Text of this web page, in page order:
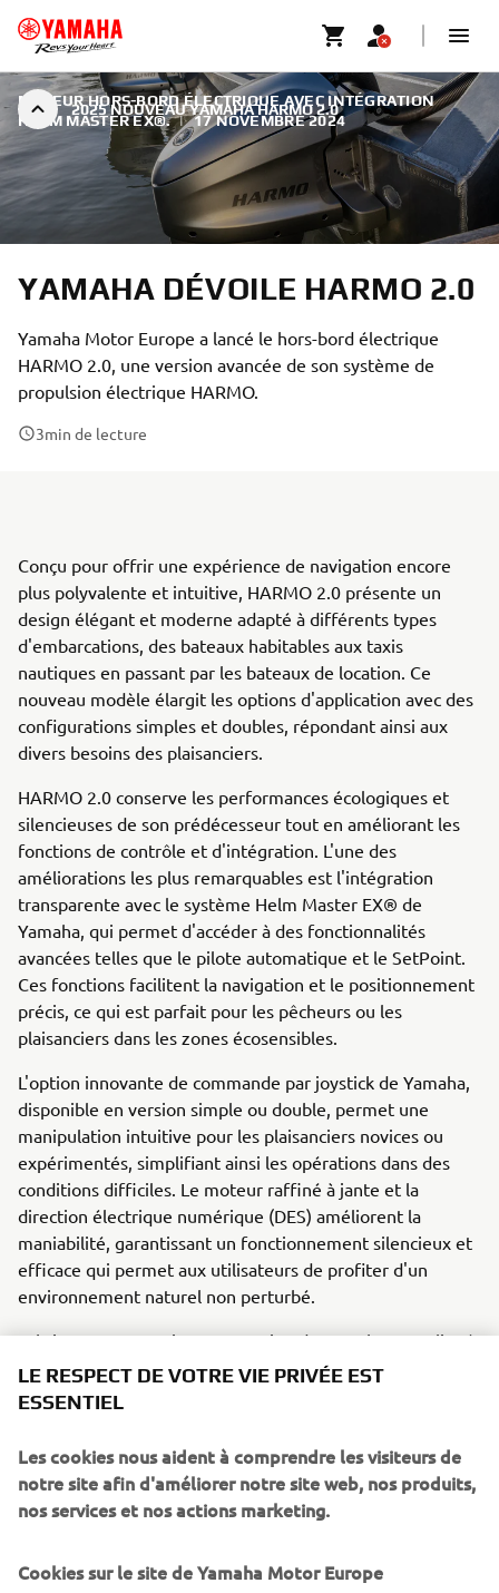
2025 NOUVEAU YAMAHA HARMO 2.0
MOTEUR HORS-BORD ÉLECTRIQUE AVEC INTÉGRATION
HELM MASTER EX®. | 17 NOVEMBRE 2024
YAMAHA DÉVOILE HARMO 2.0
Yamaha Motor Europe a lancé le hors-bord électrique
HARMO 2.0, une version avancée de son système de
propulsion électrique HARMO.
3min de lecture
Conçu pour offrir une expérience de navigation encore
plus polyvalente et intuitive, HARMO 2.0 présente un
design élégant et moderne adapté à différents types
d'embarcations, des bateaux habitables aux taxis
nautiques en passant par les bateaux de location. Ce
nouveau modèle élargit les options d'application avec des
configurations simples et doubles, répondant ainsi aux
divers besoins des plaisanciers.
HARMO 2.0 conserve les performances écologiques et
silencieuses de son prédécesseur tout en améliorant les
fonctions de contrôle et d'intégration. L'une des
améliorations les plus remarquables est l'intégration
transparente avec le système Helm Master EX® de
Yamaha, qui permet d'accéder à des fonctionnalités
avancées telles que le pilote automatique et le SetPoint.
Ces fonctions facilitent la navigation et le positionnement
précis, ce qui est parfait pour les pêcheurs ou les
plaisanciers dans les zones écosensibles.
L'option innovante de commande par joystick de Yamaha,
disponible en version simple ou double, permet une
manipulation intuitive pour les plaisanciers novices ou
expérimentés, simplifiant ainsi les opérations dans des
conditions difficiles. Le moteur raffiné à jante et la
direction électrique numérique (DES) améliorent la
maniabilité, garantissant un fonctionnement silencieux et
efficace qui permet aux utilisateurs de profiter d'un
environnement naturel non perturbé.
Fabrice Lacoume, Directeur Marine de Yamaha, a souligné
l'engagement de Yamaha en faveur de la neutralité
carbone, notant que les moteurs électriques tels que
durables et de l'hydrogène. L'approche de Yamaha se
concentre sur une voie à multiples facettes vers la
décarbonisation de l'industrie navale.
envers l'innovation marine, en proposant un système de
LE RESPECT DE VOTRE VIE PRIVÉE EST
ESSENTIEL
Les cookies nous aident à comprendre les visiteurs de
notre site afin d'améliorer notre site web, nos produits,
nos services et nos actions marketing.
Cookies sur le site de Yamaha Motor Europe